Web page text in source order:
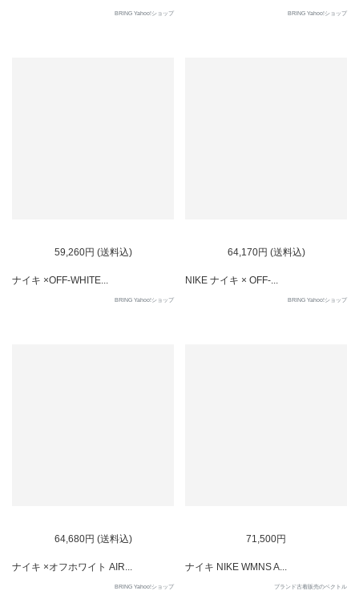
BRING Yahoo!ショップ BRING Yahoo!ショップ
59,260円 (送料込)
ナイキ ×OFF-WHITE...
BRING Yahoo!ショップ
64,170円 (送料込)
NIKE ナイキ × OFF-...
BRING Yahoo!ショップ
64,680円 (送料込)
ナイキ ×オフホワイト AIR...
BRING Yahoo!ショップ
71,500円
ナイキ NIKE WMNS A...
ブランド古着販売のベクトル